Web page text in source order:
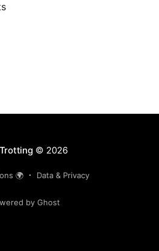
© 2026
🌍 Data & Privacy
by Ghost